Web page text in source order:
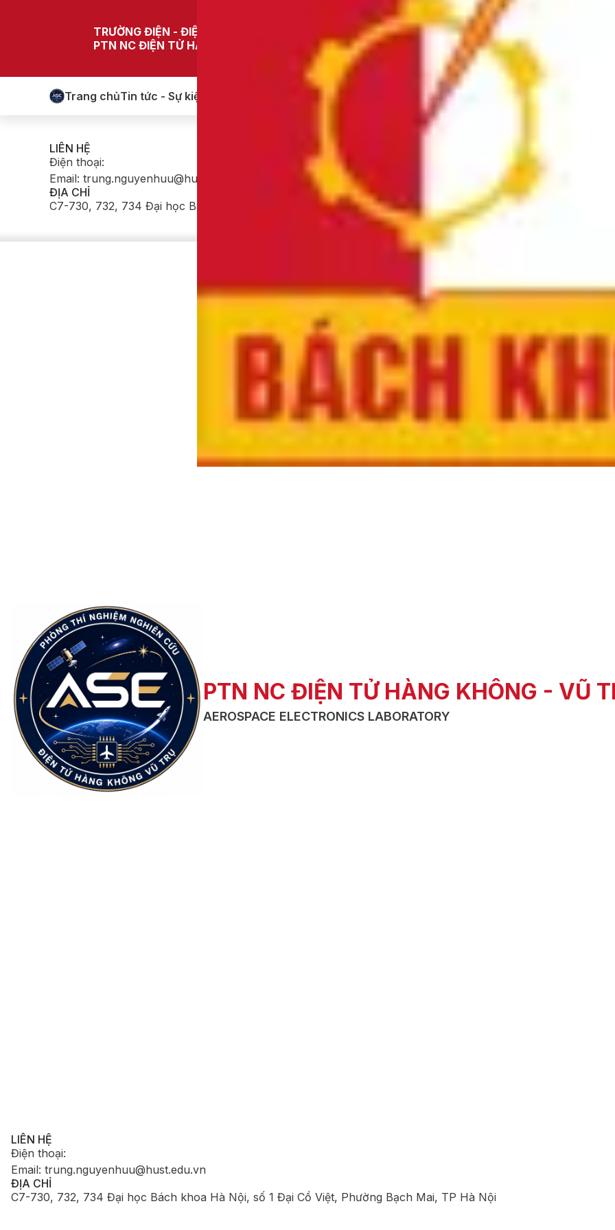
TRƯỜNG ĐIỆN - ĐIỆN TỬ
PTN NC ĐIỆN TỬ HÀNG KHÔNG - VŨ TRỤ
Trang chủTin tức - Sự kiện Nghiên cứuCông bố khoa học Giải thưởng BlogThiết bị dụng cụ
LIÊN HỆ
Điện thoại:
Email: trung.nguyenhuu@hust.edu.vn
ĐỊA CHỈ
C7-730, 732, 734 Đại học Bách khoa Hà Nội, số 1 Đại Cồ Việt, Phường Bạch Mai, TP Hà Nội
PTN NC ĐIỆN TỬ HÀNG KHÔNG - VŨ
AEROSPACE ELECTRONICS LABORATORY
LIÊN HỆ
Điện thoại:
Email: trung.nguyenhuu@hust.edu.vn
ĐỊA CHỈ
C7-730, 732, 734 Đại học Bách khoa Hà Nội, số 1 Đại Cồ Việt, Phường Bạch Mai, TP Hà Nội